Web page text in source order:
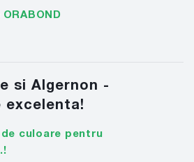
ORABOND
si Algernon -
excelenta!
culoare pentru